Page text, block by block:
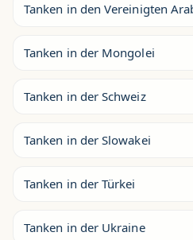
Tanken in den Vereinigten
Tanken in der Mongolei
Tanken in der Schweiz
Tanken in der Slowakei
Tanken in der Türkei
Tanken in der Ukraine